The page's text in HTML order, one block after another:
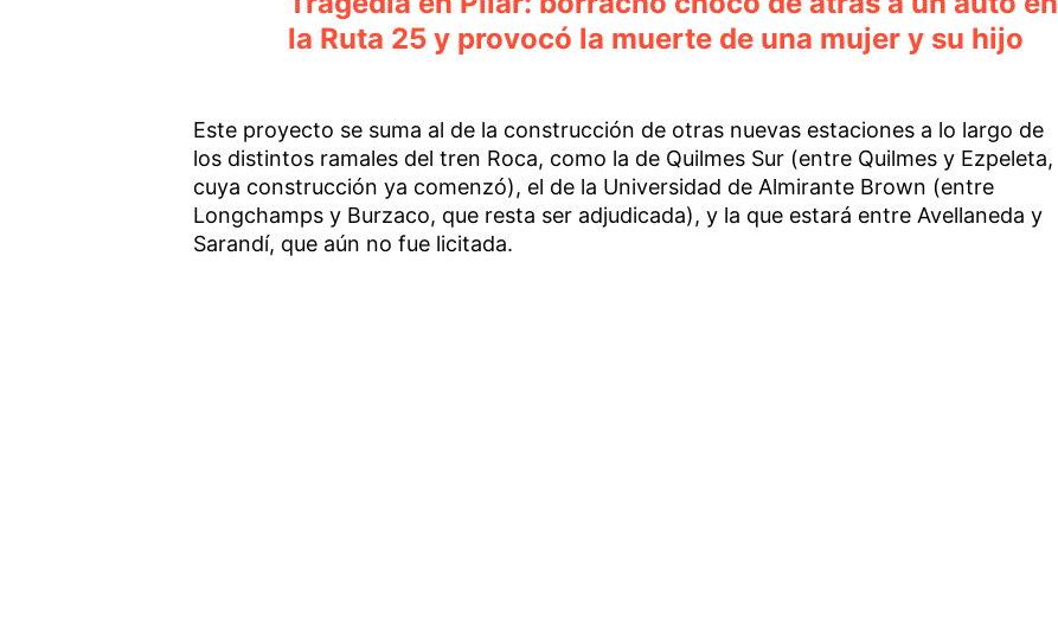
la Ruta 25 y provocó la muerte de una mujer y su hijo
Este proyecto se suma al de la construcción de otras nuevas estaciones a lo largo de
los distintos ramales del tren Roca, como la de Quilmes Sur (entre Quilmes y Ezpeleta,
cuya construcción ya comenzó), el de la Universidad de Almirante Brown (entre
Longchamps y Burzaco, que resta ser adjudicada), y la que estará entre Avellaneda y
Sarandí, que aún no fue licitada.